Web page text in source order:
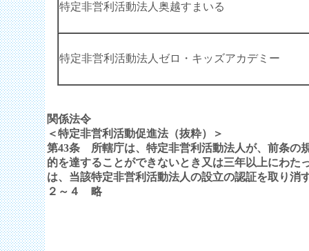
特定非営利活動法人奥越すまいる
特定非営利活動法人ゼロ・キッズアカデミー
関係法令
＜特定非営利活動促進法（抜粋）＞
第43条 所轄庁は、特定非営利活動法人が、前条の
的を達することができないとき又は三年以上にわ
は、当該特定非営利活動法人の設立の認証を取り消
２～４ 略